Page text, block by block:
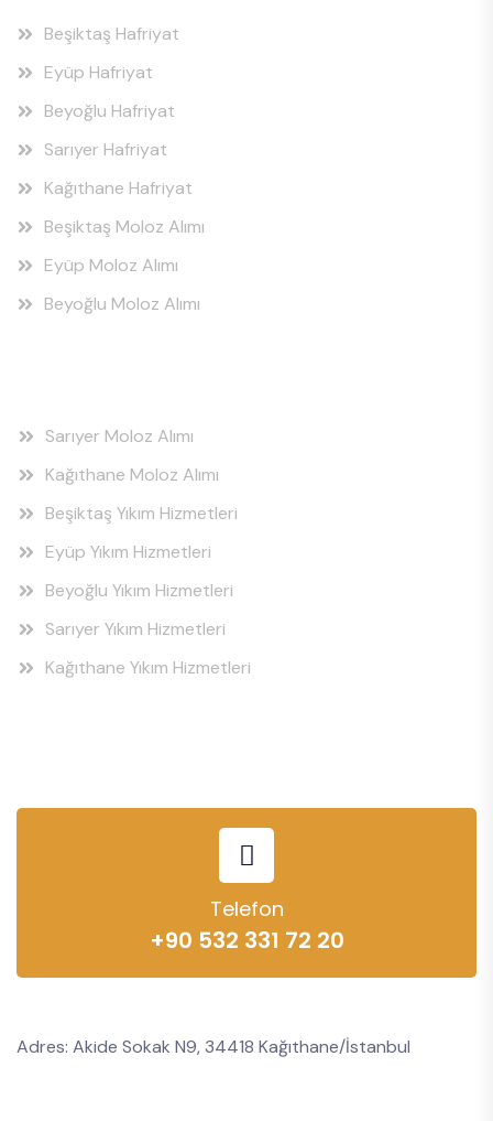
Beşiktaş Hafriyat
Eyüp Hafriyat
Beyoğlu Hafriyat
Sarıyer Hafriyat
Kağıthane Hafriyat
Beşiktaş Moloz Alımı
Eyüp Moloz Alımı
Beyoğlu Moloz Alımı
Sarıyer Moloz Alımı
Kağıthane Moloz Alımı
Beşiktaş Yıkım Hizmetleri
Eyüp Yıkım Hizmetleri
Beyoğlu Yıkım Hizmetleri
Sarıyer Yıkım Hizmetleri
Kağıthane Yıkım Hizmetleri
Telefon
+90 532 331 72 20
Adres: Akide Sokak N9, 34418 Kağıthane/İstanbul